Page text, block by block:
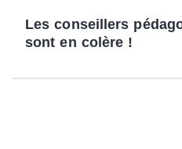
Les conseillers
sont en colère !